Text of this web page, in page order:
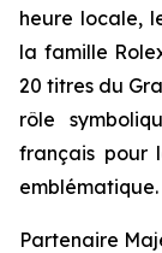
heure locale,
la famille
20 titres du
rôle
français pour
emblématique.
Partenaire